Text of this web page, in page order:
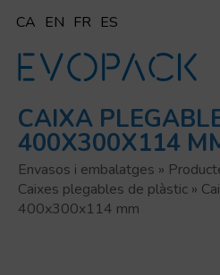
contingut
CA EN FR ES
CAIXA
400X300X114
Envasos i embalatges »
Caixes plegables de plàstic »
400x300x114 mm